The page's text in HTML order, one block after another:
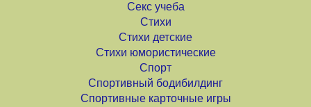
Секс учеба
Стихи
Стихи детские
Стихи юмористические
Спорт
Спортивный бодибилдинг
Спортивные карточные игры